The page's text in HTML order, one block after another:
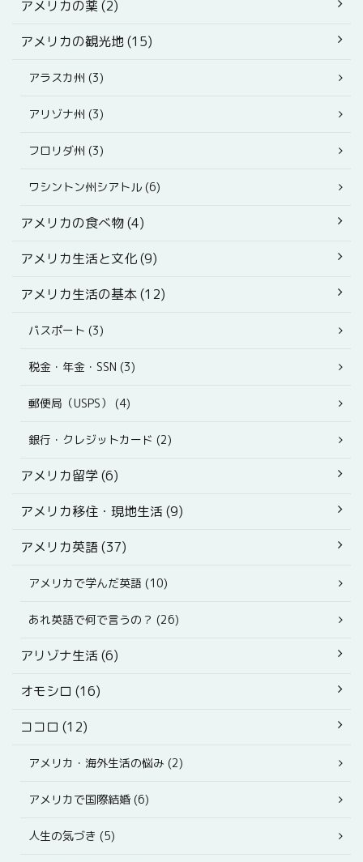
アメリカの薬 (2)
アメリカの観光地 (15)
アラスカ州 (3)
アリゾナ州 (3)
フロリダ州 (3)
ワシントン州シアトル (6)
アメリカの食べ物 (4)
アメリカ生活と文化 (9)
アメリカ生活の基本 (12)
パスポート (3)
税金・年金・SSN (3)
郵便局（USPS） (4)
銀行・クレジットカード (2)
アメリカ留学 (6)
アメリカ移住・現地生活 (9)
アメリカ英語 (37)
アメリカで学んだ英語 (10)
あれ英語で何で言うの？ (26)
アリゾナ生活 (6)
オモシロ (16)
ココロ (12)
アメリカ・海外生活の悩み (2)
アメリカで国際結婚 (6)
人生の気づき (5)